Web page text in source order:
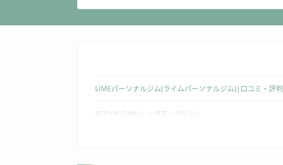
LiMEパーソナルジム(ライムパーソナルジム)|口コミ・評判
REP UP GYM(レップアップジム)